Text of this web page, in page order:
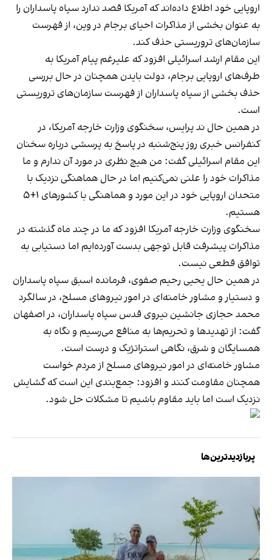
اروپایی خود اطلاع داده‌اند که آمریکا قصد ندارد سپاه پاسداران را
به عنوان بخشی از مذاکرات احیای برجام در وین، از فهرست
سازمان‌های تروریستی حذف کند.
این مقام ارشد اسرائیلی افزود که علیرغم پیام آمریکا به
طرف‌های اروپایی برجام، دولت بایدن همچنان در حال بررسی
حذف بخشی از سپاه پاسداران از فهرست سازمان‌های تروریستی
است.
در همین حال ند پرایس، سخنگوی وزارت خارجه آمریکا، در
کنفرانس خبری روز پنج‌شنبه در پاسخ به پرسشی درباره سخنان
این مقام اسرائیلی گفت: من هیچ نظری در مورد آن ندارم و ما
مذاکرات خود را علنی نمی‌کنیم اما در حال هماهنگی نزدیک با
متحدان اروپایی خود در این مورد و هماهنگی با کشورهای ۱+۵
هستیم.
سخنگوی وزارت خارجه آمریکا افزود که ما در چند ماه گذشته در
مذاکرات پیشرفت قابل توجهی بدست آورده‌ایم اما دستیابی به
توافق قطعی نیست.
در همین حال یحیی رحیم صفوی، فرمانده اسبق سپاه پاسداران
و دستیار و مشاور خامنه‌ای در امور نیروهای مسلح، در سالگرد
محمد حجازی جانشین نیروی قدس سپاه پاسداران، در اصفهان
گفت: از تهدید‌ها و تحریم‌ها به منافع می‌رسیم و نگاه به
همسایگان و شرق، نگاهی استراتژیک و درست است.
مشاور خامنه‌ای در امور نیروهای مسلح از مردم خواست
همچنان مقاومت کنند و افزود: جمع‌بندی این است که گشایش
نزدیک است اما باید مقاوم باشیم تا مشکلات حل شود.
پربازدیدترین‌ها